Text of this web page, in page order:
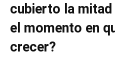
cubierto la
el momento en
crecer?